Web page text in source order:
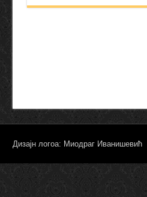
Дизајн логоа: Миодраг Иванишевић